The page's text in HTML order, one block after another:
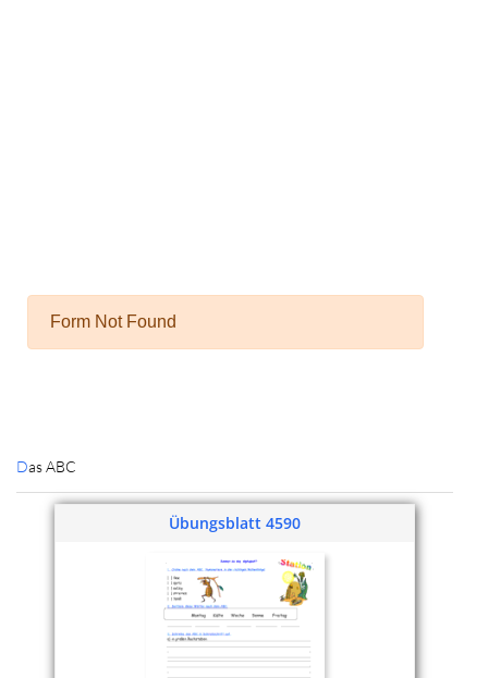
Das ABC
Übungsblatt 4590